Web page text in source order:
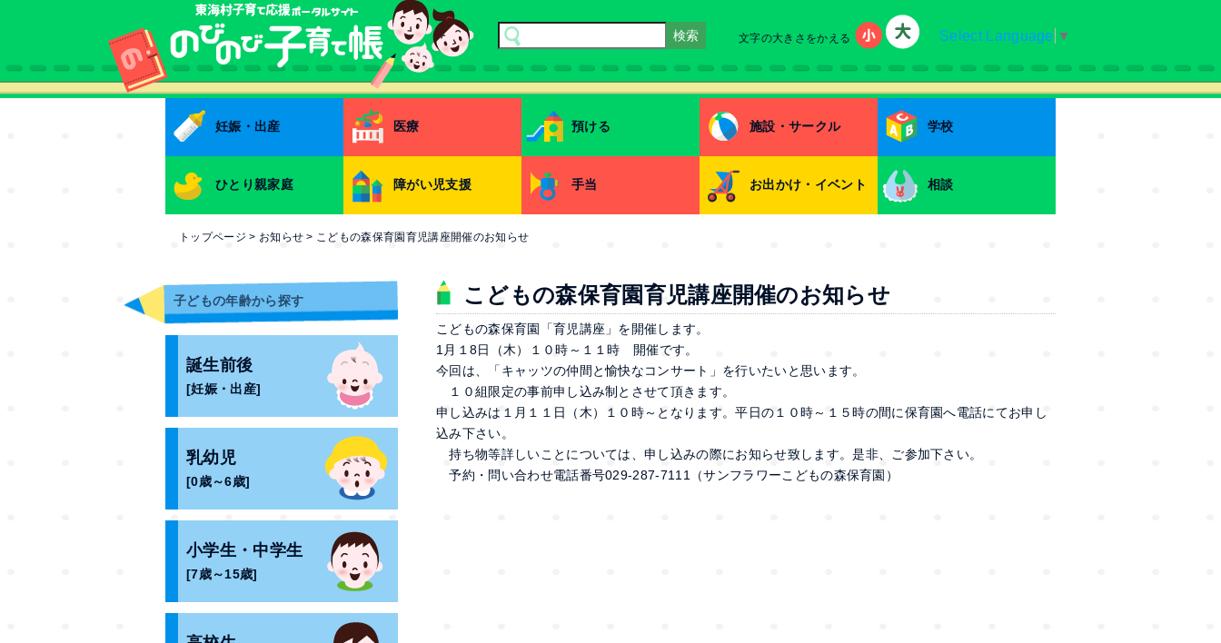
文字の大きさをかえる
Select Language ▼
妊娠・出産 医療 預ける 施設・サークル 学校
ひとり親家庭 障がい児支援 手当 お出かけ・イベント 相談
トップページ > お知らせ > こどもの森保育園育児講座開催のお知らせ
子どもの年齢から探す
誕生前後
[妊娠・出産]
乳幼児
[0歳～6歳]
小学生・中学生
[7歳～15歳]
こどもの森保育園育児講座開催のお知らせ
こどもの森保育園「育児講座」を開催します。
1月１8日（木）１０時～１１時 開催です。
今回は、「キャッツの仲間と愉快なコンサート」を行いたいと思います。
１０組限定の事前申し込み制とさせて頂きます。
申し込みは１月１１日（木）１０時～となります。平日の１０時～１５時の間に保育園へ電話にてお申し
込み下さい。
持ち物等詳しいことについては、申し込みの際にお知らせ致します。是非、ご参加下さい。
予約・問い合わせ電話番号029‐287-7111（サンフラワーこどもの森保育園）